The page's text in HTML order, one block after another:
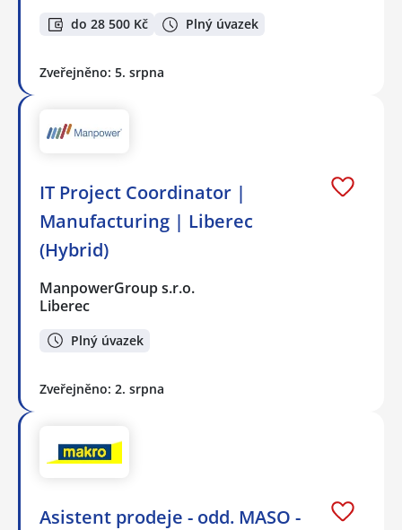
do 28 500 Kč Plný úvazek
Zveřejněno: 5. srpna
IT Project Coordinator |
Manufacturing | Liberec
(Hybrid)
ManpowerGroup s.r.o.
Liberec
Plný úvazek
Zveřejněno: 2. srpna
Asistent prodeje - odd. MASO -